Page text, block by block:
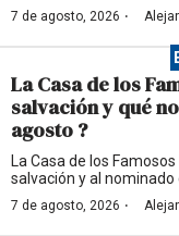
7 de agosto, 2026 ·
La Casa de los
salvación y qué
agosto ?
La Casa de los
salvación y al
7 de agosto, 2026 ·